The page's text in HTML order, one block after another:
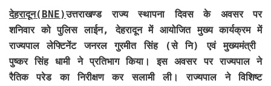
देहरादून(BNE)उत्तराखण्ड राज्य स्थापना दिवस के अवसर पर
शनिवार को पुलिस लाईन, देहरादून में आयोजित मुख्य कार्यक्रम में
राज्यपाल लेफ्टिनेंट जनरल गुरमीत सिंह (से नि) एवं मुख्यमंत्री
पुष्कर सिंह धामी ने प्रतिभाग किया। इस अवसर पर राज्यपाल ने
रैतिक परेड का निरीक्षण कर सलामी ली। राज्यपाल ने विशिष्ट